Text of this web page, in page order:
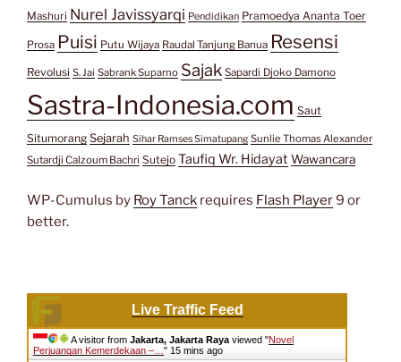
Mashuri Nurel Javissyarqi Pendidikan Pramoedya Ananta Toer
Prosa Puisi Putu Wijaya Raudal Tanjung Banua Resensi
Revolusi S. Jai Sabrank Suparno Sajak Sapardi Djoko Damono
Sastra-Indonesia.com Saut
Situmorang Sejarah Sihar Ramses Simatupang Sunlie Thomas Alexander
Sutardji Calzoum Bachri Sutejo Taufiq Wr. Hidayat Wawancara
WP-Cumulus by Roy Tanck requires Flash Player9 or
better.
Live Traffic Feed
A visitor from Jakarta, Jakarta Raya viewed "Novel
Perjuangan Kemerdekaan –… " 15 mins ago